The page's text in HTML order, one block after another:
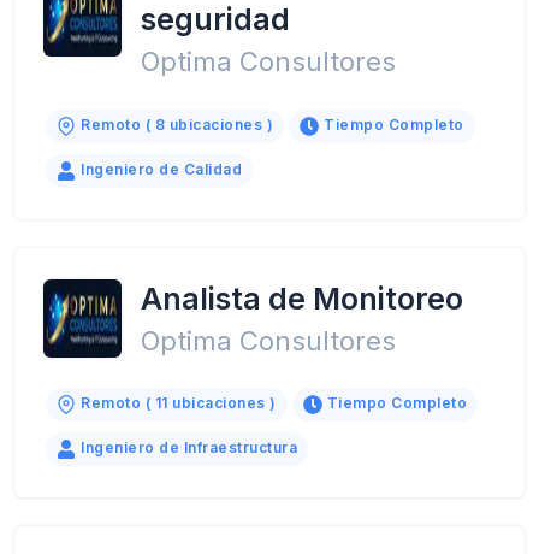
seguridad
Optima Consultores
Remoto ( 8 ubicaciones ) Tiempo Completo
Ingeniero de Calidad
Analista de Monitoreo
Optima Consultores
Remoto ( 11 ubicaciones ) Tiempo Completo
Ingeniero de Infraestructura